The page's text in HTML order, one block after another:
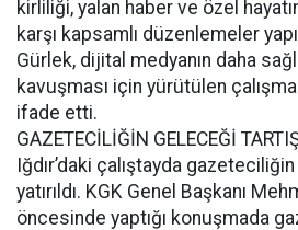
kirliliği, yalan haber ve özel
karşı kapsamlı düzenlemeler
Gürlek, dijital medyanın daha
kavuşması için yürütülen
ifade etti.
GAZETECİLİĞİN GELECEĞİ
Iğdır’daki çalıştayda
yatırıldı. KGK Genel Başkanı
öncesinde yaptığı konuşmada